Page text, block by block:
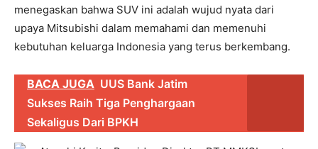
menegaskan bahwa SUV ini adalah wujud nyata dari
upaya Mitsubishi dalam memahami dan memenuhi
kebutuhan keluarga Indonesia yang terus berkembang.
BACA JUGA UUS Bank Jatim
Sukses Raih Tiga Penghargaan
Sekaligus Dari BPKH